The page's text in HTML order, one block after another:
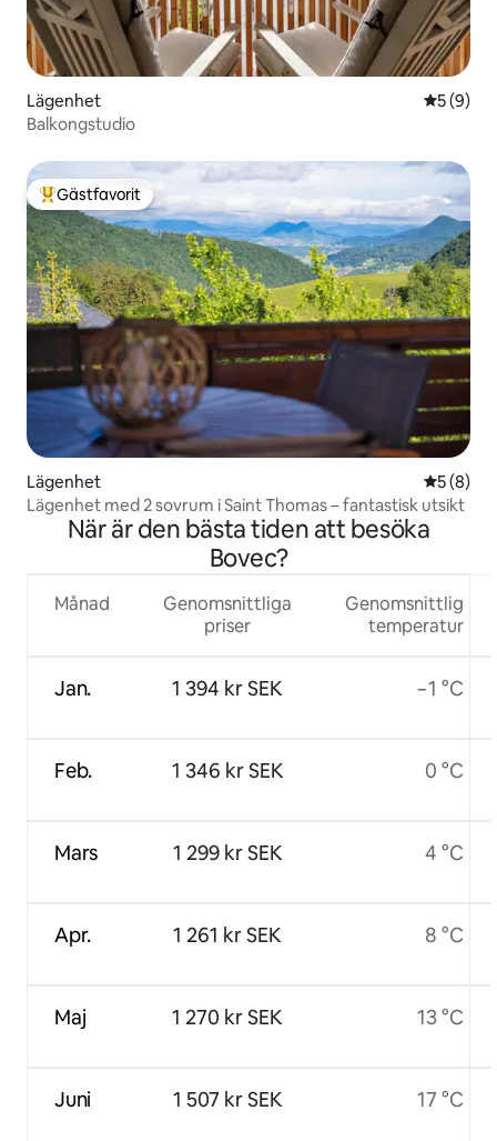
Lägenhet 5 av 5 i
5 (9)
Balkongstudio
Populär gästfavorit
Gästfavorit
Lägenhet 5 av 5 i
5 (8)
Lägenhet med 2 sovrum i Saint Thomas – fantastisk utsikt
När är den bästa tiden att besöka
Bovec?
Månad
Jan.
Feb.
Mars
Apr.
Maj
Juni
Genomsnittliga
priser
1 394 kr SEK
1 346 kr SEK
1 299 kr SEK
1 261 kr SEK
1 270 kr SEK
1 507 kr SEK
Genomsnittlig
temperatur
−1 °C
0 °C
4 °C
8 °C
13 °C
17 °C